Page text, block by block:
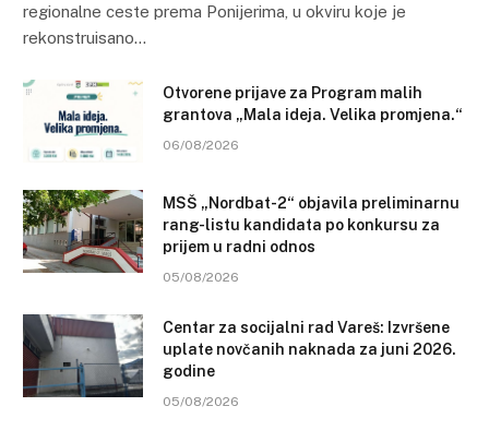
regionalne ceste prema Ponijerima, u okviru koje je
rekonstruisano…
Otvorene prijave za Program malih
grantova „Mala ideja. Velika promjena.“
06/08/2026
MSŠ „Nordbat-2“ objavila preliminarnu
rang-listu kandidata po konkursu za
prijem u radni odnos
05/08/2026
Centar za socijalni rad Vareš: Izvršene
uplate novčanih naknada za juni 2026.
godine
05/08/2026